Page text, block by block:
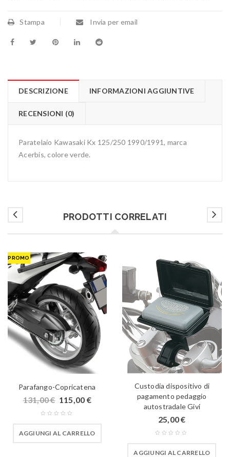
Stampa Invia per email
DESCRIZIONE INFORMAZIONI AGGIUNTIVE
RECENSIONI (0)
Paratelaio Kawasaki Kx 125/250 1990/1991, marca
Acerbis, colore verde.
PRODOTTI CORRELATI
PROMO
Parafango-Copricatena
131,00€ 115,00 €
AGGIUNGI AL CARRELLO
Custodia dispositivo di
pagamento pedaggio
autostradale Givi
25,00€
AGGIUNGI AL CARRELLO